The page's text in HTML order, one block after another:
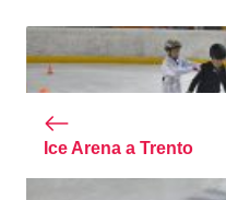
Ice Arena a Trento